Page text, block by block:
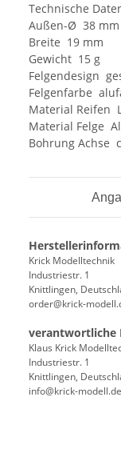
Technische
Außen-Ø 38 mm
Breite 19 mm
Gewicht 15 g
Felgendesign
Felgenfarbe
Material Reifen
Material Felge
Bohrung Achse
Krick Modelltechnik
Industriestr. 1
Knittlingen,
order@krick-
verantwortliche
Klaus Krick
Industriestr. 1
Knittlingen,
info@krick-modell.de